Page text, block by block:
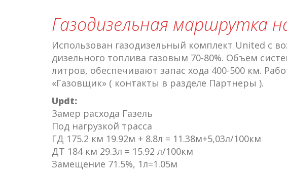
Газодизельная маршрутка
Использован газодизельный комплект United с
дизельного топлива газовым 70-80%. Объем
литров, обеспечивают запас хода 400-500 км.
«Газовщик» ( контакты в разделе Партнеры ).
Updt:
Замер расхода Газель
Под нагрузкой трасса
ГД 175.2 км 19.92м + 8.8л = 11.38м+5,03л/100км
ДТ 184 км 29.3л = 15.92 л/100км
Замещение 71.5%, 1л=1.05м